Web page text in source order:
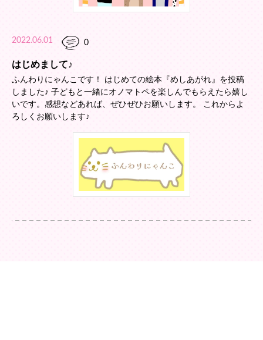
2022.06.01 0
はじめまして♪
ふんわりにゃんこです！ はじめての絵本『めしあがれ』を投稿
しました♪ 子どもと一緒にオノマトペを楽しんでもらえたら嬉し
いです。感想などあれば、ぜひぜひお願いします。 これからよ
ろしくお願いします♪